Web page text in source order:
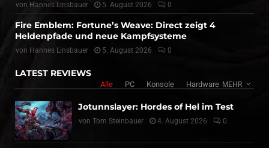
von Hannes Linsbauer 5. August 2026 0
Fire Emblem: Fortune’s Weave: Direct zeigt 4
Heldenpfade und neue Kampfsysteme
von Hannes Linsbauer 5. August 2026 0
LATEST REVIEWS
Alle PC Konsole Hardware MEHR
Jotunnslayer: Hordes of Hel im Test
von Tom Steinbauer 4. August 2026 0